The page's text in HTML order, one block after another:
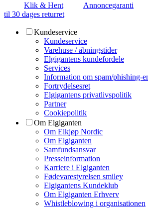
Klik & Hent Annoncegaranti
til 30 dages returret
Kundeservice
Kundeservice
Varehuse / åbningstider
Elgigantens kundefordele
Services
Information om spam/phishing-
Fortrydelsesret
Elgigantens privatlivspolitik
Partner
Cookiepolitik
Om Elgiganten
Om Elkjøp Nordic
Om Elgiganten
Samfundsansvar
Presseinformation
Karriere i Elgiganten
Fødevarestyrelsen smiley
Elgigantens Kundeklub
Om Elgiganten Erhverv
Whistleblowing i organisationen